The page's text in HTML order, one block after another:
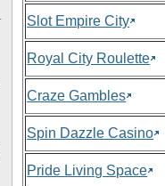
Slot Empire City
Royal City Roulette
Craze Gambles
Spin Dazzle Casino
Pride Living Space